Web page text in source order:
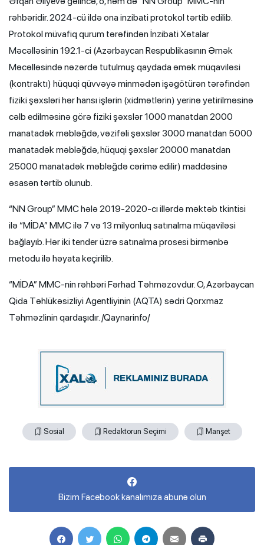
rəhbəridir. 2024-cü ildə ona inzibati protokol tərtib edilib.
Protokol müvafiq qurum tərəfindən İnzibati Xətalar
Məcəlləsinin 192.1-ci (Azərbaycan Respublikasının Əmək
Məcəlləsində nəzərdə tutulmuş qaydada əmək müqaviləsi
(kontraktı) hüquqi qüvvəyə minmədən işəgötürən tərəfindən
fiziki şəxsləri hər hansı işlərin (xidmətlərin) yerinə yetirilməsinə
cəlb edilməsinə görə fiziki şəxslər 1000 manatdan 2000
manatadək məbləğdə, vəzifəli şəxslər 3000 manatdan 5000
manatadək məbləğdə, hüquqi şəxslər 20000 manatdan
25000 manatadək məbləğdə cərimə edilir) maddəsinə
əsasən tərtib olunub.
“NN Group” MMC hələ 2019-2020-cı illərdə məktəb tkintisi
ilə “MİDA” MMC ilə 7 və 13 milyonluq satınalma müqaviləsi
bağlayıb. Hər iki tender üzrə satınalma prosesi birmənbə
metodu ilə həyata keçirilib.
“MİDA” MMC-nin rəhbəri Fərhad Təhməzovdur. O, Azərbaycan
Qida Təhlükəsizliyi Agentliyinin (AQTA) sədri Qorxmaz
Təhməzlinin qardaşıdır. /Qaynarinfo/
Sosial Redaktorun Seçimi Manşet
Bizim Facebook kanalımıza abunə olun